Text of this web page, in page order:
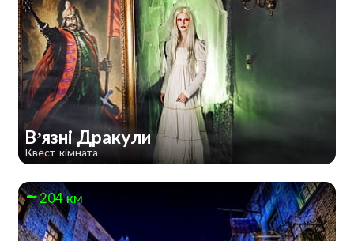
В’язні Дракули
Квест-кімната
204 км